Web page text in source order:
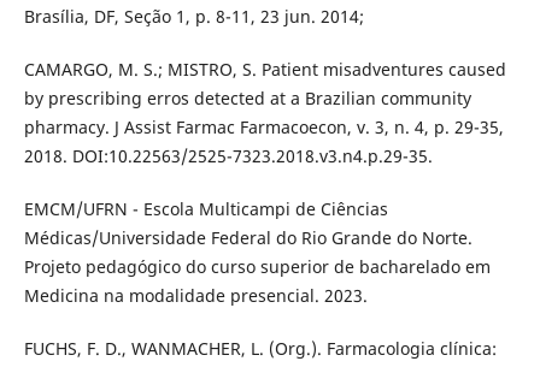
Brasília, DF, Seção 1, p. 8-11, 23 jun. 2014;
CAMARGO, M. S.; MISTRO, S. Patient misadventures caused
by prescribing erros detected at a Brazilian community
pharmacy. J Assist Farmac Farmacoecon, v. 3, n. 4, p. 29-35,
2018. DOI:10.22563/2525-7323.2018.v3.n4.p.29-35.
EMCM/UFRN - Escola Multicampi de Ciências
Médicas/Universidade Federal do Rio Grande do Norte.
Projeto pedagógico do curso superior de bacharelado em
Medicina na modalidade presencial. 2023.
FUCHS, F. D., WANMACHER, L. (Org.). Farmacologia clínica: